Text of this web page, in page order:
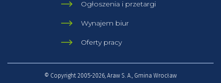
Ogłoszenia i przetargi
Wynajem biur
Oferty pracy
© Copyright 2005-2026, Araw S. A., Gmina Wrocław